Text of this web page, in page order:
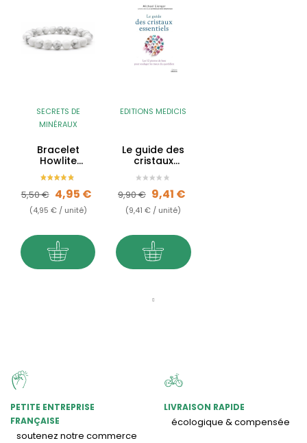
SECRETS DE
MINÉRAUX
Bracelet
Howlite
blanche -
Qualité A
Prix de base
5,50 € Prix
4,95 €
(4,95 € / unité)
EDITIONS MEDICIS
Le guide des
cristaux
essentiels
Prix de base
9,90 € Prix
9,41 €
(9,41 € / unité)
PETITE ENTREPRISE
FRANÇAISE
soutenez notre commerce
LIVRAISON RAPIDE
écologique & compensée